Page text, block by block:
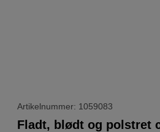
Artikelnummer: 1059083
Fladt, blødt og polstret